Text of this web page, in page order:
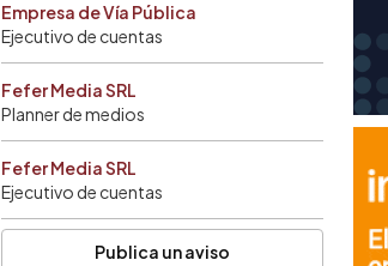
Empresa de Vía Pública
Ejecutivo de cuentas
Fefer Media SRL
Planner de medios
Fefer Media SRL
Ejecutivo de cuentas
Publica un aviso